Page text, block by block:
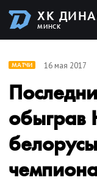
ХК
МИНСК
МАТЧИ 16 мая 2017
обыграв